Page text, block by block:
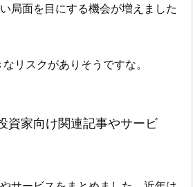
局面を目にする機会が増えました
リスクがありそうですな。
資家向け関連記事やサービ